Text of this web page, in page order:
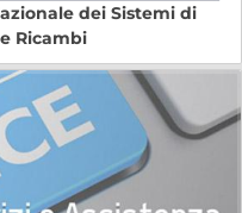
dei Sistemi di
Ricambi